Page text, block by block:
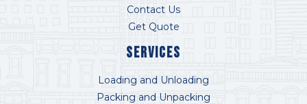
Contact Us
Get Quote
Services
Loading and Unloading
Packing and Unpacking